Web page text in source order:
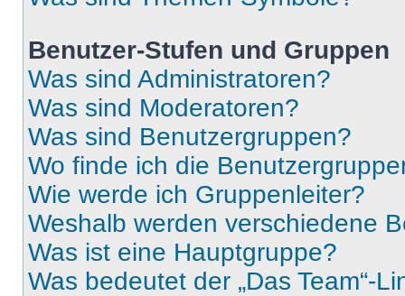
Benutzer-Stufen und Gruppen
Was sind Administratoren?
Was sind Moderatoren?
Was sind Benutzergruppen?
Wo finde ich die
Wie werde ich Gruppenleiter?
Weshalb werden verschiedene
Was ist eine Hauptgruppe?
Was bedeutet der „Das Team“-